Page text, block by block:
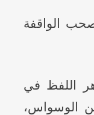
الواقفة
اللفظ في
الوسواس،